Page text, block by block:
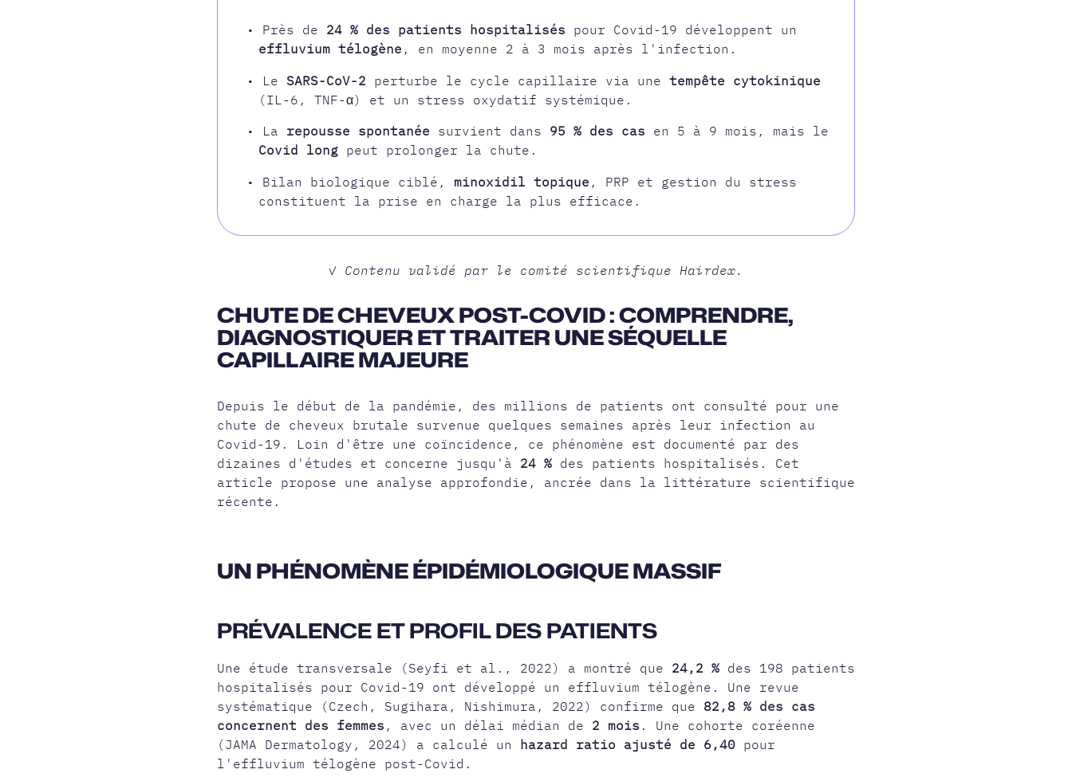
• Près de 24 % des patients hospitalisés pour Covid-19 développent un
effluvium télogène , en moyenne 2 à 3 mois après l'infection.
• Le SARS-CoV-2 perturbe le cycle capillaire via une tempête cytokinique
(IL-6, TNF-α) et un stress oxydatif systémique.
• La repousse spontanée survient dans 95 % des cas en 5 à 9 mois, mais le
Covid longpeut prolonger la chute.
• Bilan biologique ciblé, minoxidil topique , PRP et gestion du stress
constituent la prise en charge la plus efficace.
✓ Contenu validé par le comité scientifique Hairdex.
CHUTE DE CHEVEUX POST-COVID : COMPRENDRE,
DIAGNOSTIQUER ET TRAITER UNE SÉQUELLE
CAPILLAIRE MAJEURE
Depuis le début de la pandémie, des millions de patients ont consulté pour une
chute de cheveux brutale survenue quelques semaines après leur infection au
Covid-19. Loin d'être une coïncidence, ce phénomène est documenté par des
dizaines d'études et concerne jusqu'à 24 % des patients hospitalisés. Cet
article propose une analyse approfondie, ancrée dans la littérature scientifique
récente.
UN PHÉNOMÈNE ÉPIDÉMIOLOGIQUE MASSIF
PRÉVALENCE ET PROFIL DES PATIENTS
Une étude transversale (Seyfi et al., 2022) a montré que 24,2 % des 198 patients
hospitalisés pour Covid-19 ont développé un effluvium télogène. Une revue
systématique (Czech, Sugihara, Nishimura, 2022) confirme que 82,8 % des cas
concernent des femmes , avec un délai médian de 2 mois . Une cohorte coréenne
(JAMA Dermatology, 2024) a calculé un hazard ratio ajusté de 6,40 pour
l'effluvium télogène post-Covid.